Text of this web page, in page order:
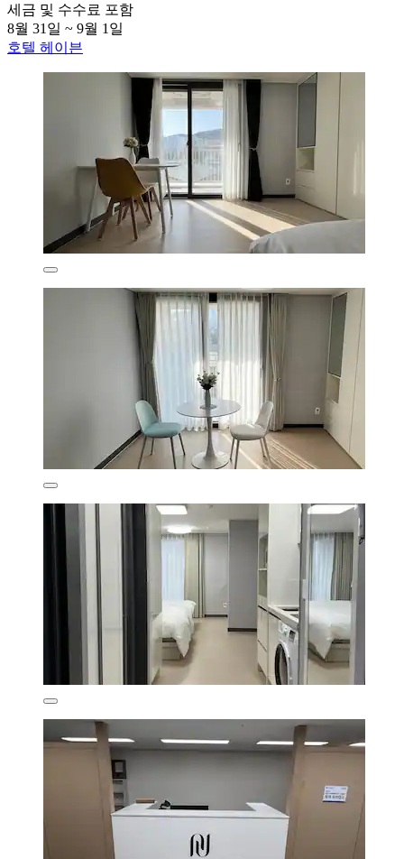
세금 및 수수료 포함
8월 31일 ~ 9월 1일
호텔 헤이븐